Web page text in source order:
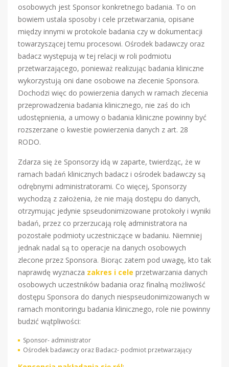
osobowych jest Sponsor konkretnego badania. To on
bowiem ustala sposoby i cele przetwarzania, opisane
między innymi w protokole badania czy w dokumentacji
towarzyszącej temu procesowi. Ośrodek badawczy oraz
badacz występują w tej relacji w roli podmiotu
przetwarzającego, ponieważ realizując badania kliniczne
wykorzystują oni dane osobowe na zlecenie Sponsora.
Dochodzi więc do powierzenia danych w ramach zlecenia
przeprowadzenia badania klinicznego, nie zaś do ich
udostępnienia, a umowy o badania kliniczne powinny być
rozszerzane o kwestie powierzenia danych z art. 28
RODO.
Zdarza się że Sponsorzy idą w zaparte, twierdząc, że w
ramach badań klinicznych badacz i ośrodek badawczy są
odrębnymi administratorami. Co więcej, Sponsorzy
wychodzą z założenia, że nie mają dostępu do danych,
otrzymując jedynie spseudonimizowane protokoły i wyniki
badań, przez co przerzucają rolę administratora na
pozostałe podmioty uczestniczące w badaniu. Niemniej
jednak nadal są to operacje na danych osobowych
zlecone przez Sponsora. Biorąc zatem pod uwagę, kto tak
naprawdę wyznacza zakres i cele przetwarzania danych
osobowych uczestników badania oraz finalną możliwość
dostępu Sponsora do danych niespseudonimizowanych w
ramach monitoringu badania klinicznego, role nie powinny
budzić wątpliwości:
Sponsor- administrator
Ośrodek badawczy oraz Badacz- podmiot przetwarzający